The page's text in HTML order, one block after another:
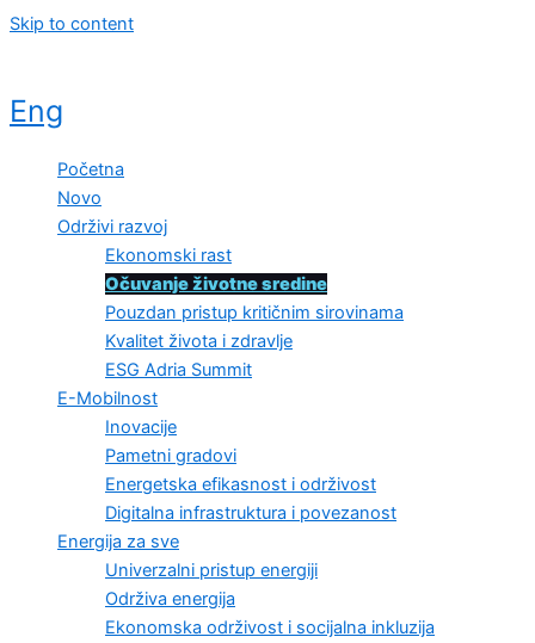
Skip to content
Eng
Početna
Novo
Održivi razvoj
Ekonomski rast
Očuvanje životne sredine
Pouzdan pristup kritičnim sirovinama
Kvalitet života i zdravlje
ESG Adria Summit
E-Mobilnost
Inovacije
Pametni gradovi
Energetska efikasnost i održivost
Digitalna infrastruktura i povezanost
Energija za sve
Univerzalni pristup energiji
Održiva energija
Ekonomska održivost i socijalna inkluzija